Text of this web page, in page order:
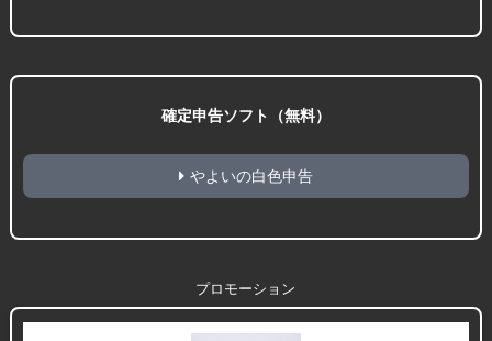
確定申告ソフト（無料）
やよいの白色申告
プロモーション